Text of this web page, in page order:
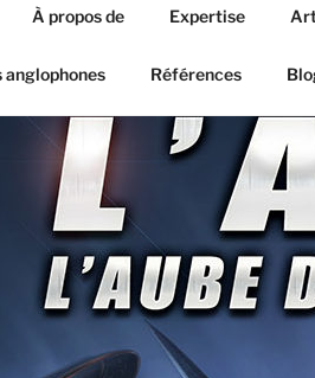
À propos de Expertise
anglophones Références